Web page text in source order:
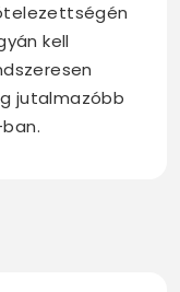
kell
jutalmazóbb